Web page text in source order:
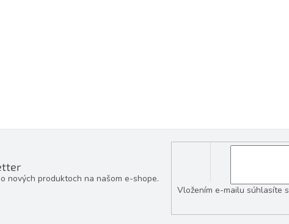
nových produktoch na našom e-shope.
Vložením e-mailu súhlasíte s